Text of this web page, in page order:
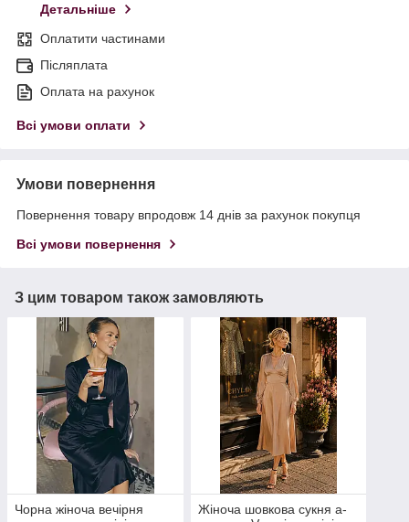
Детальніше
Оплатити частинами
Післяплата
Оплата на рахунок
Всі умови оплати
Умови повернення
Повернення товару впродовж 14 днів за рахунок покупця
Всі умови повернення
З цим товаром також замовляють
Чорна жіноча вечірня
Жіноча шовкова сукня а-